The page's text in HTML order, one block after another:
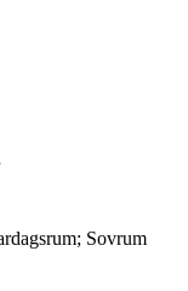
Sovrum